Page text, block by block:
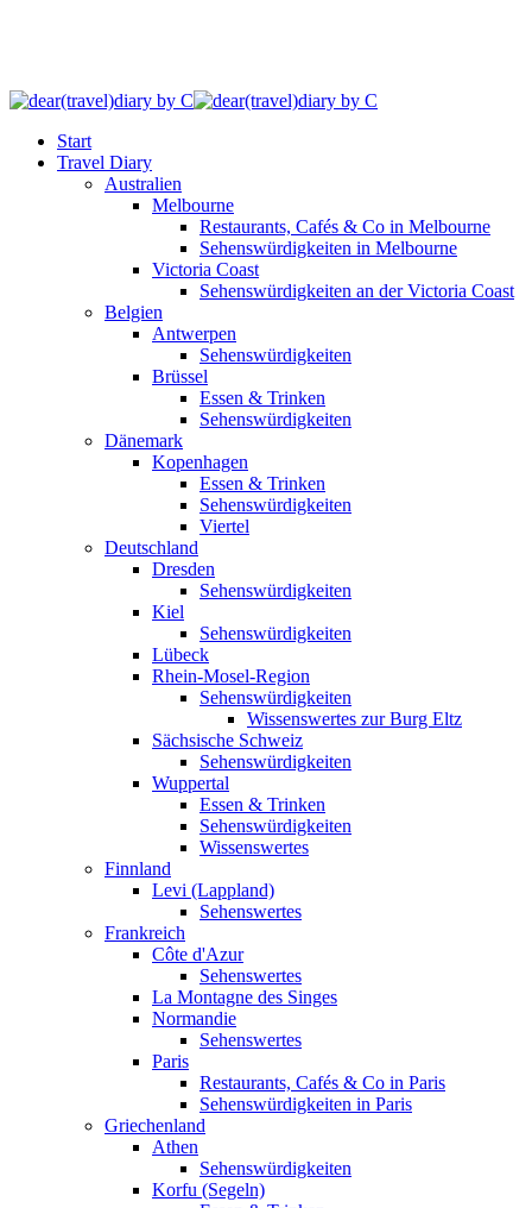
Start
Travel Diary
Australien
Melbourne
Restaurants, Cafés & Co in Melbourne
Sehenswürdigkeiten in Melbourne
Victoria Coast
Sehenswürdigkeiten an der Victoria Coast
Belgien
Antwerpen
Sehenswürdigkeiten
Brüssel
Essen & Trinken
Sehenswürdigkeiten
Dänemark
Kopenhagen
Essen & Trinken
Sehenswürdigkeiten
Viertel
Deutschland
Dresden
Sehenswürdigkeiten
Kiel
Sehenswürdigkeiten
Lübeck
Rhein-Mosel-Region
Sehenswürdigkeiten
Wissenswertes zur Burg Eltz
Sächsische Schweiz
Sehenswürdigkeiten
Wuppertal
Essen & Trinken
Sehenswürdigkeiten
Wissenswertes
Finnland
Levi (Lappland)
Sehenswertes
Frankreich
Côte d'Azur
Sehenswertes
La Montagne des Singes
Normandie
Sehenswertes
Paris
Restaurants, Cafés & Co in Paris
Sehenswürdigkeiten in Paris
Griechenland
Athen
Sehenswürdigkeiten
Korfu (Segeln)